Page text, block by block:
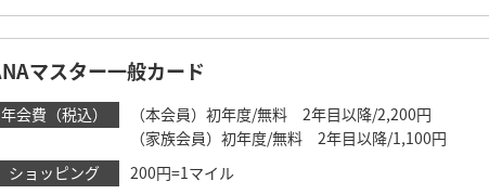
マスター一般カード
年会費（税込）
（本会員）初年度/無料 2年目以降/2,200円
（家族会員）初年度/無料 2年目以降/1,100円
ショッピング
200円=1マイル